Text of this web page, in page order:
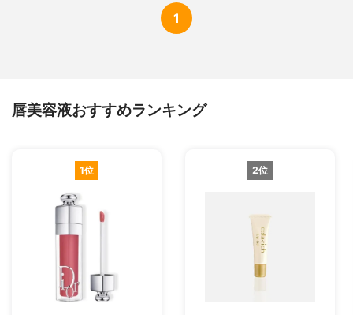
1
唇美容液おすすめランキング
1位 2位